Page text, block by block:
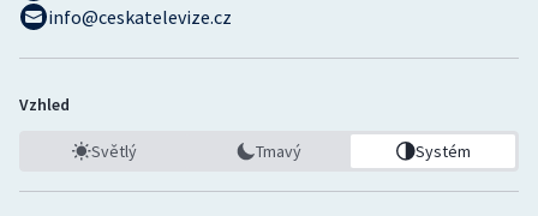
info@ceskatelevize.cz
Vzhled
Světlý Tmavý Systém